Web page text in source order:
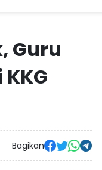
Guru
Bagikan